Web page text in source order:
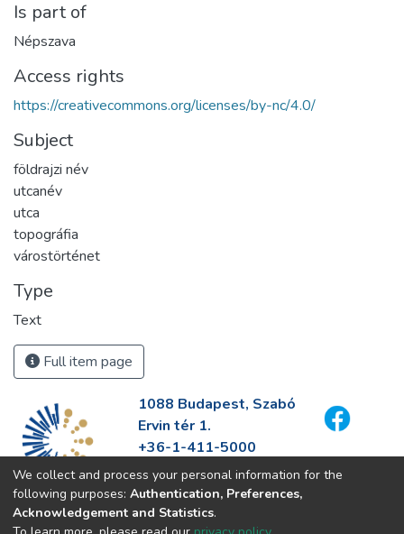
Is part of
Népszava
Access rights
https://creativecommons.org/licenses/by-nc/4.0/
Subject
földrajzi név
utcanév
utca
topográfia
várostörténet
Type
Text
Full item page
1088 Budapest, Szabó
Ervin tér 1.
+36-1-411-5000
info@fszek.hu
https://fszek.hu
We collect and process your personal information for the
following purposes: Authentication, Preferences,
Acknowledgement and Statistics.